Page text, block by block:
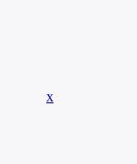
x